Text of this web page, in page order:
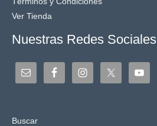
Ver Tienda
Nuestras Redes Sociales
Buscar